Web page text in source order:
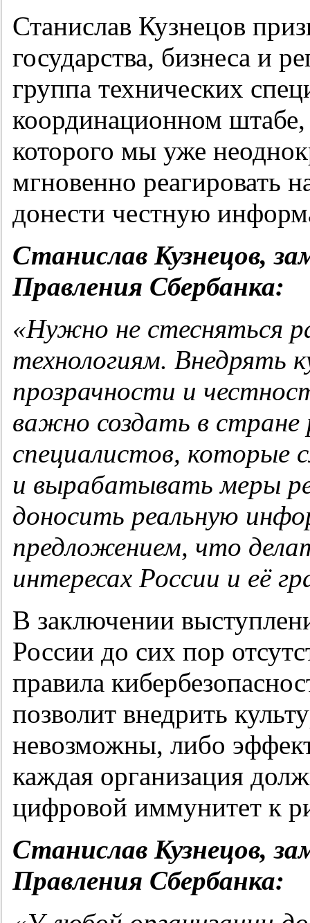
Станислав Кузнецов
государства, бизнеса и
группа технических
координационном
которого мы уже
мгновенно реагировать
донести честную
Станислав Кузнецов,
Правления Сбербанка:
«Нужно не стесняться
технологиям. Внедрять
прозрачности и
важно создать в стране
специалистов, которые
и вырабатывать меры
доносить реальную
предложением, что
интересах России и её
В заключении
России до сих пор
правила
позволит внедрить
невозможны, либо
каждая организация
цифровой иммунитет к
Станислав Кузнецов,
Правления Сбербанка: